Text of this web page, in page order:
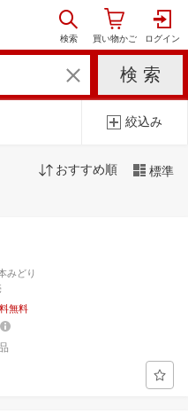
絞込み
おすすめ順 標準
みどり
無料